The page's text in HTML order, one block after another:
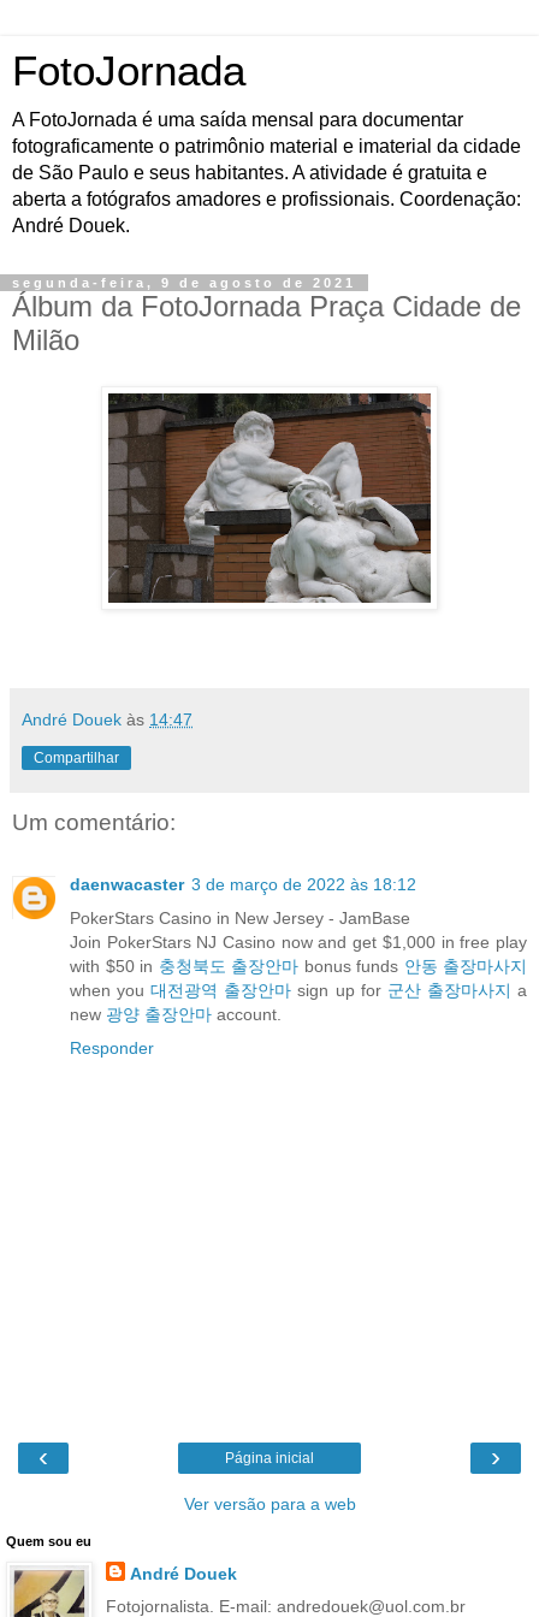
FotoJornada
A FotoJornada é uma saída mensal para documentar
fotograficamente o patrimônio material e imaterial da cidade
de São Paulo e seus habitantes. A atividade é gratuita e
aberta a fotógrafos amadores e profissionais. Coordenação:
André Douek.
segunda-feira, 9 de agosto de 2021
Álbum da FotoJornada Praça Cidade de
Milão
André Douek às 14:47
Compartilhar
Um comentário:
daenwacaster 3 de março de 2022 às 18:12
PokerStars Casino in New Jersey - JamBase
Join PokerStars NJ Casino now and get $1,000 in free play
with $50 in 충청북도 출장안마 bonus funds 안동 출장마사지
when you대전광역 출장안마 sign up for 군산 출장마사지 a
new 광양 출장안마 account.
Responder
‹ ›
Página inicial
Ver versão para a web
Quem sou eu
André Douek
Fotojornalista. E-mail: andredouek@uol.com.br